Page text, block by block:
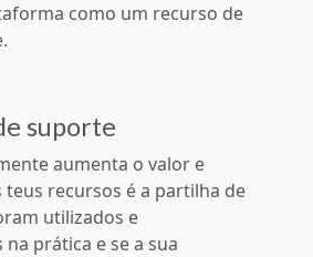
como um recurso de
suporte
aumenta o valor e
teus recursos é a partilha de
utilizados e
prática e se a sua